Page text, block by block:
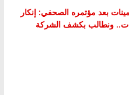
بعد مؤتمره الصحفي: إنكار
ونطالب بكشف الشركة